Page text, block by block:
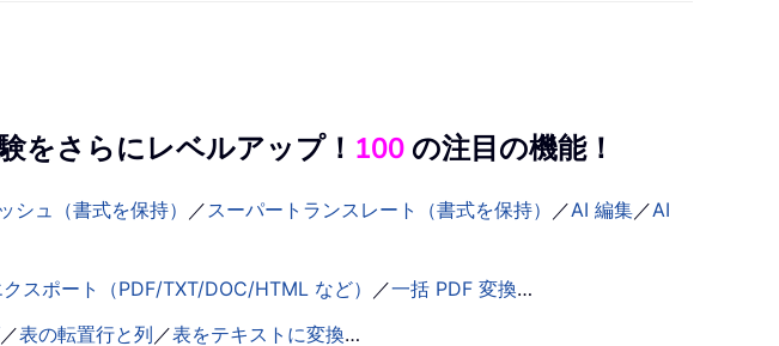
をさらにレベルアップ！ 100 の注目の機能！
シュ（書式を保持） ／スーパートランスレート（書式を保持） ／AI 編集／AI
スポート（PDF/TXT/DOC/HTML など） ／一括 PDF 変換…
／表の転置行と列 ／表をテキストに変換…